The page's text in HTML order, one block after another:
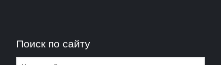
Поиск по сайту